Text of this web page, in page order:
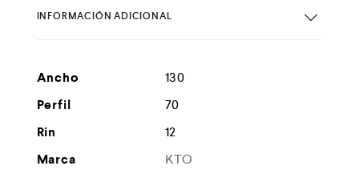
INFORMACIÓN ADICIONAL
Ancho
130
Perfil
70
Rin
12
Marca
KTO